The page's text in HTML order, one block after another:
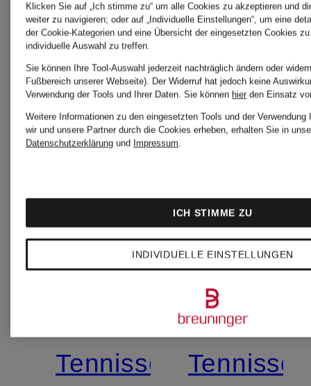
+Aktionsrabatt
Tennisschuhe
On
Klicken Sie auf „Ich stimme zu“ um alle Cookies zu akzeptieren und
weiter zu navigieren; oder auf „Individuelle Einstellungen“, um eine
der Cookie-Kategorien und eine Übersicht der eingesetzten Cookies
individuelle Auswahl zu treffen.
Sie können Ihre Tool-Auswahl jederzeit nachträglich ändern oder
Fußbereich unserer Webseite). Der Widerruf hat jedoch keine
Verwendung der Tools und Ihrer Daten. Sie können hier den Einsatz
Weitere Informationen zu den eingesetzten Tools und der Verwendung
wir und unsere Partner durch die Cookies erheben, erhalten Sie in
Datenschutzerklärung und Impressum.
INDIVIDUELLE EINSTELLUNGEN
ICH STIMME ZU